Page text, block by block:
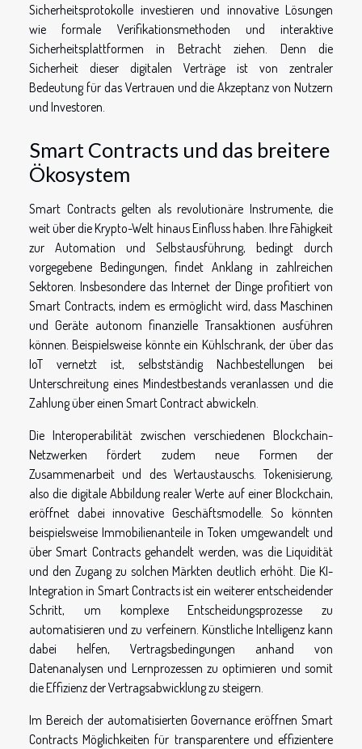
Sicherheitsprotokolle investieren und innovative Lösungen
wie formale Verifikationsmethoden und interaktive
Sicherheitsplattformen in Betracht ziehen. Denn die
Sicherheit dieser digitalen Verträge ist von zentraler
Bedeutung für das Vertrauen und die Akzeptanz von Nutzern
und Investoren.
Smart Contracts und das breitere
Ökosystem
Smart Contracts gelten als revolutionäre Instrumente, die
weit über die Krypto-Welt hinaus Einfluss haben. Ihre Fähigkeit
zur Automation und Selbstausführung, bedingt durch
vorgegebene Bedingungen, findet Anklang in zahlreichen
Sektoren. Insbesondere das Internet der Dinge profitiert von
Smart Contracts, indem es ermöglicht wird, dass Maschinen
und Geräte autonom finanzielle Transaktionen ausführen
können. Beispielsweise könnte ein Kühlschrank, der über das
IoT vernetzt ist, selbstständig Nachbestellungen bei
Unterschreitung eines Mindestbestands veranlassen und die
Zahlung über einen Smart Contract abwickeln.
Die Interoperabilität zwischen verschiedenen Blockchain-
Netzwerken fördert zudem neue Formen der
Zusammenarbeit und des Wertaustauschs. Tokenisierung,
also die digitale Abbildung realer Werte auf einer Blockchain,
eröffnet dabei innovative Geschäftsmodelle. So könnten
beispielsweise Immobilienanteile in Token umgewandelt und
über Smart Contracts gehandelt werden, was die Liquidität
und den Zugang zu solchen Märkten deutlich erhöht. Die KI-
Integration in Smart Contracts ist ein weiterer entscheidender
Schritt, um komplexe Entscheidungsprozesse zu
automatisieren und zu verfeinern. Künstliche Intelligenz kann
dabei helfen, Vertragsbedingungen anhand von
Datenanalysen und Lernprozessen zu optimieren und somit
die Effizienz der Vertragsabwicklung zu steigern.
Im Bereich der automatisierten Governance eröffnen Smart
Contracts Möglichkeiten für transparentere und effizientere